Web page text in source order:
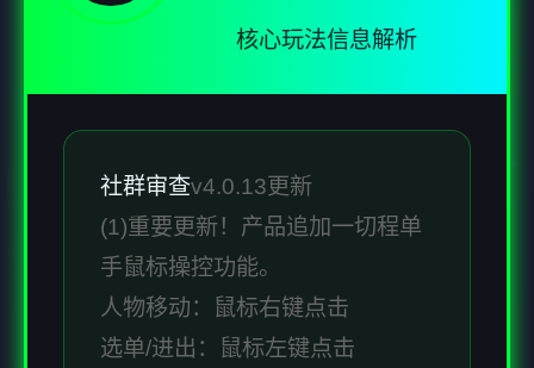
核心玩法信息解析
社群审查v4.0.13更新
(1)重要更新！产品追加一切程单
手鼠标操控功能。
人物移动：鼠标右键点击
选单/进出：鼠标左键点击